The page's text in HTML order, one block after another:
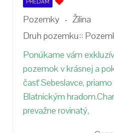
PREDÁM
Pozemky
Žilina
Druh pozemku::
Ponúkame vám
pozemok v krásnej a
časť Sebeslavce,
Blatnickým
prevažne rovinatý,